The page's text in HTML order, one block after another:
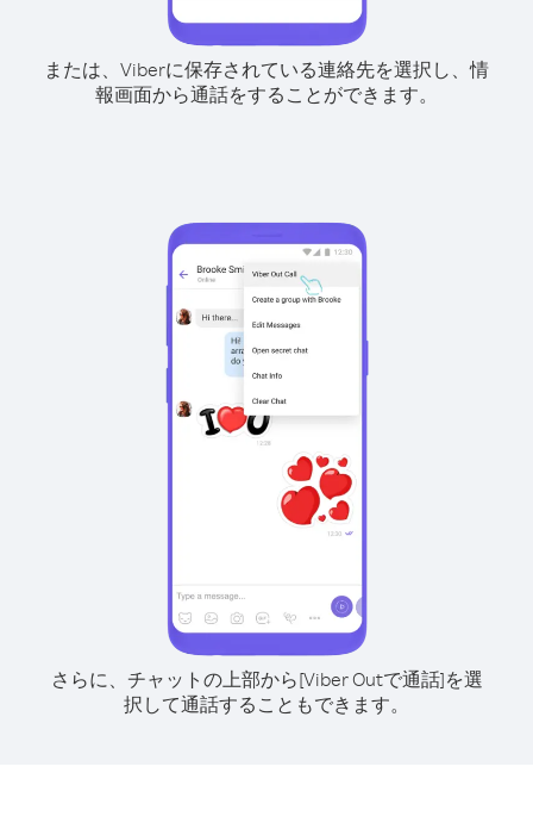
または、Viberに保存されている連絡先を選択し、情
報画面から通話をすることができます。
さらに、チャットの上部から[Viber Outで通話]を選
択して通話することもできます。